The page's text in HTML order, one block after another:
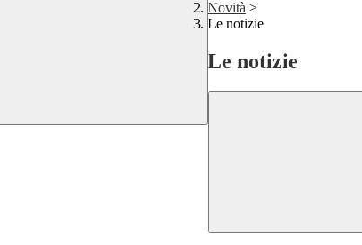
Novità >
Le notizie
Le notizie